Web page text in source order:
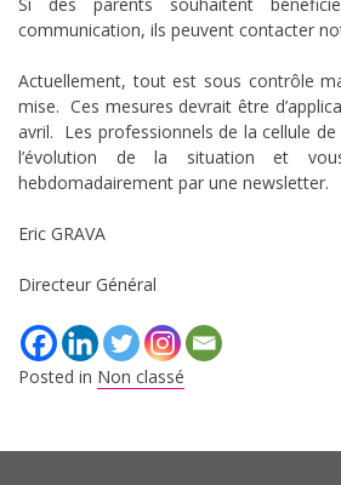
communication, ils peuvent contacter
Actuellement, tout est sous contrôle
mise. Ces mesures devrait être
avril. Les professionnels de la cellule
l’évolution de la situation et
hebdomadairement par une newsletter.
Eric GRAVA
Directeur Général
Posted in Non classé